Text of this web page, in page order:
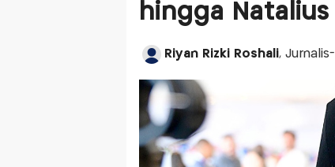
hingga Natalius
Riyan Rizki Roshali,